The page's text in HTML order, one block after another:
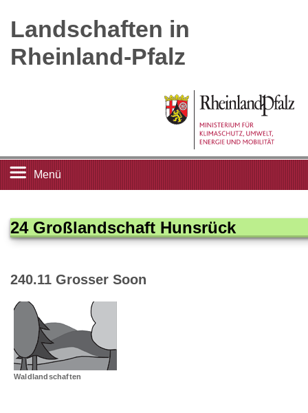
Landschaften in
Rheinland-Pfalz
Menü
Landschaftsleitbilder
Großlandschaften
Landschaftsräume
Glossar
24 Großlandschaft Hunsrück
240.11 Grosser Soon
Waldlandschaften